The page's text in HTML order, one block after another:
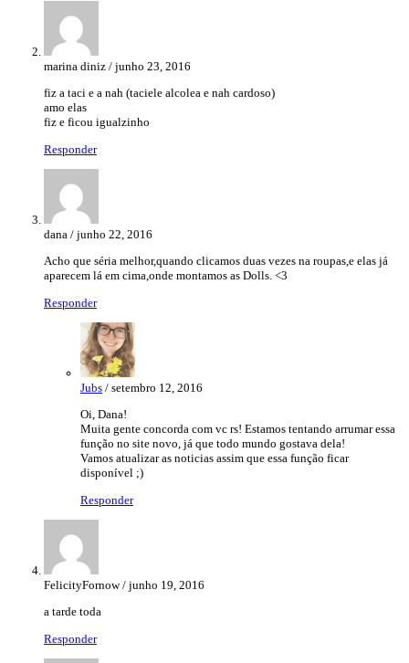
marina diniz / junho 23, 2016
fiz a taci e a nah (taciele alcolea e nah cardoso)
amo elas
fiz e ficou igualzinho
Responder
dana / junho 22, 2016
Acho que séria melhor,quando clicamos duas vezes na roupas,e elas já
aparecem lá em cima,onde montamos as Dolls. <3
Responder
Jubs / setembro 12, 2016
Oi, Dana!
Muita gente concorda com vc rs! Estamos tentando arrumar essa
função no site novo, já que todo mundo gostava dela!
Vamos atualizar as noticias assim que essa função ficar
disponível ;)
Responder
FelicityFornow / junho 19, 2016
a tarde toda
Responder